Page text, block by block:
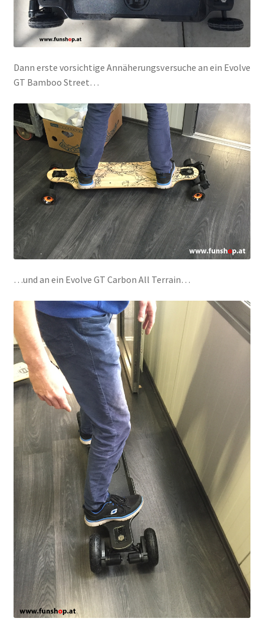
Dann erste vorsichtige Annäherungsversuche an ein Evolve
GT Bamboo Street…
…und an ein Evolve GT Carbon All Terrain…